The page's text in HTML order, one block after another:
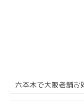
六本木で大阪老舗お